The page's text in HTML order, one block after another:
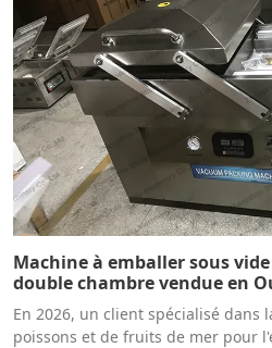
Machine à emballer sous
double chambre vendue en
En 2026, un client spécialisé dans
poissons et de fruits de mer pour